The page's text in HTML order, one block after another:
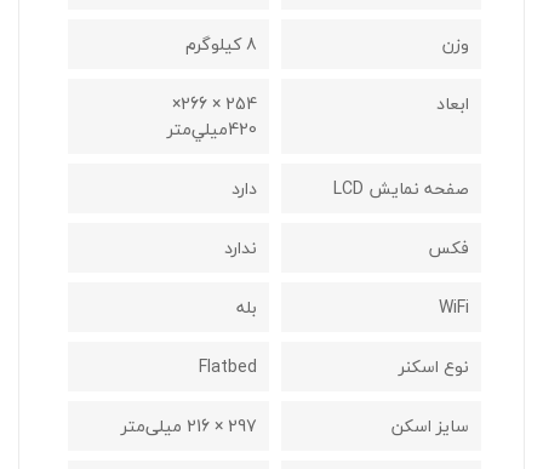
وزن
8 کيلوگرم
ابعاد
254 × 266×
420ميلي‌متر
صفحه نمایش LCD
دارد
فکس
ندارد
WiFi
بله
نوع اسکنر
Flatbed
سایز اسکن
297 × 216 میلی‌متر